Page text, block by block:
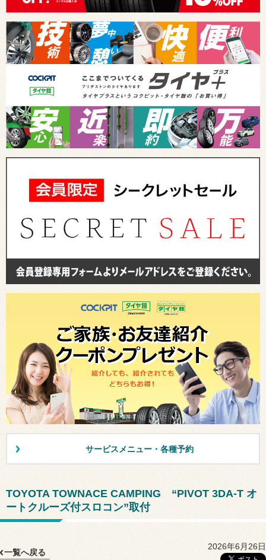
サービスメニュー・各種予約
TOYOTA TOWNACE CAMPING “PIVOT 3DA-T オ
ートクルーズ付スロコン”取付
一覧へ戻る
2026年6月26日